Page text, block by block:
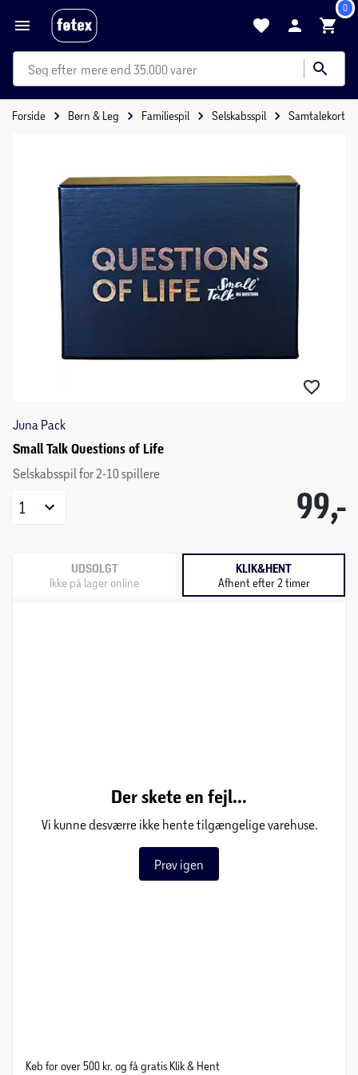
0
mere end 35.000 varer
Forside Børn & Leg Familiespil Selskabsspil Samtalekort
Juna Pack
Small Talk Questions of Life
Selskabsspil for 2-10 spillere
99,-
1
UDSOLGT
Ikke på lager online
KLIK&HENT
Afhent efter 2 timer
Der skete en fejl...
Vi kunne desværre ikke hente tilgængelige varehuse.
Prøv igen
Køb for over 500 kr. og få gratis Klik & Hent